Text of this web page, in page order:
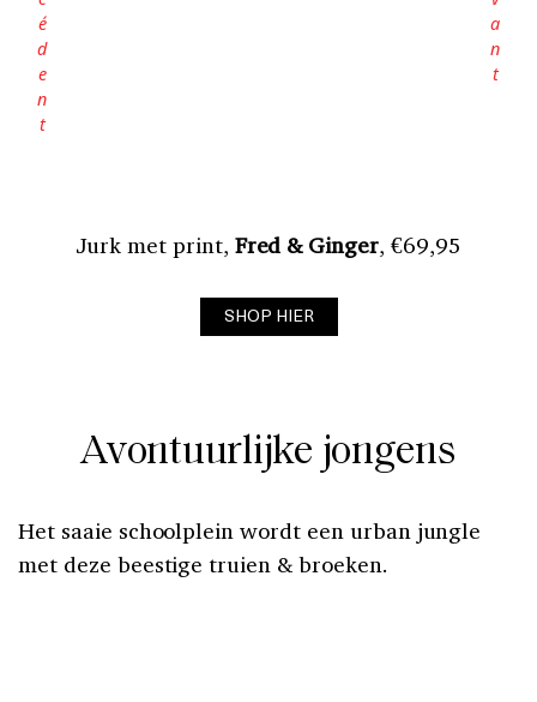
Jurk met print, Fred & Ginger, €69,95
SHOP HIER
Avontuurlijke jongens
Het saaie schoolplein wordt een urban jungle
met deze beestige truien & broeken.